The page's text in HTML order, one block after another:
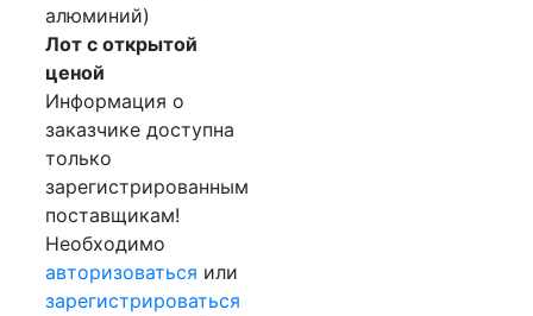
алюминий)
Лот с открытой
ценой
Информация о
заказчике доступна
только
зарегистрированным
поставщикам!
Необходимо
авторизоваться или
зарегистрироваться